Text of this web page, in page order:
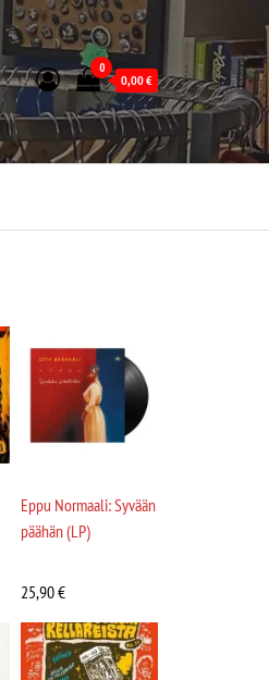
0
0,00€
Eppu Normaali: Syvään
päähän (LP)
25,90€